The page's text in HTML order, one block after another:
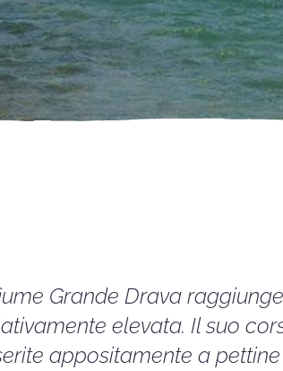
Grande Drava
elevata. Il suo
appositamente a